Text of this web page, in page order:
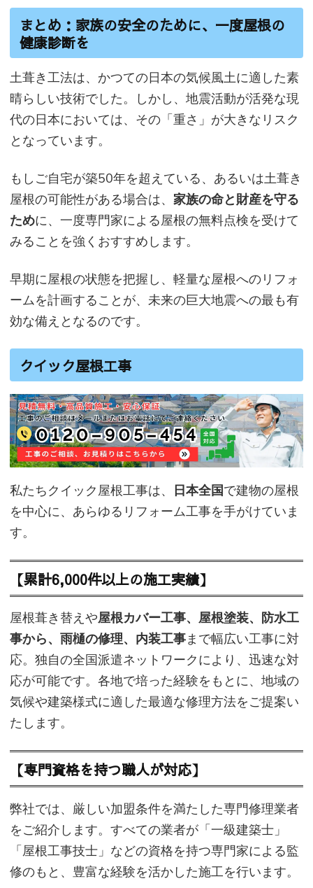
まとめ：家族の安全のために、一度屋根の
健康診断を
土葺き工法は、かつての日本の気候風土に適した素
晴らしい技術でした。しかし、地震活動が活発な現
代の日本においては、その「重さ」が大きなリスク
となっています。
もしご自宅が築50年を超えている、あるいは土葺き
屋根の可能性がある場合は、 家族の命と財産を守る
ために、一度専門家による屋根の無料点検を受けて
みることを強くおすすめします。
早期に屋根の状態を把握し、軽量な屋根へのリフォ
ームを計画することが、未来の巨大地震への最も有
効な備えとなるのです。
クイック屋根工事
私たちクイック屋根工事は、 日本全国で建物の屋根
を中心に、あらゆるリフォーム工事を手がけていま
す。
【累計6,000件以上の施工実績】
屋根葺き替えや屋根カバー工事、屋根塗装、防水工
事から、雨樋の修理、内装工事まで幅広い工事に対
応。独自の全国派遣ネットワークにより、迅速な対
応が可能です。各地で培った経験をもとに、地域の
気候や建築様式に適した最適な修理方法をご提案い
たします。
【専門資格を持つ職人が対応】
弊社では、厳しい加盟条件を満たした専門修理業者
をご紹介します。すべての業者が「一級建築士」
「屋根工事技士」などの資格を持つ専門家による監
修のもと、豊富な経験を活かした施工を行います。